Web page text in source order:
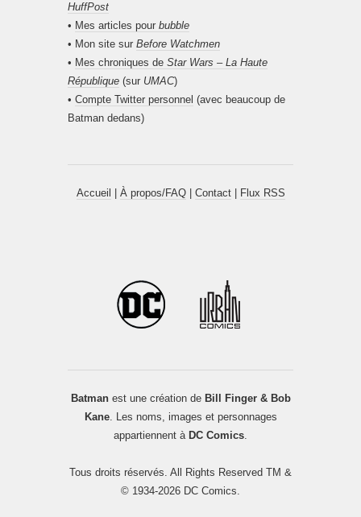
HuffPost
• Mes articles pour bubble
• Mon site sur Before Watchmen
• Mes chroniques de Star Wars – La Haute
République (sur UMAC)
• Compte Twitter personnel (avec beaucoup de
Batman dedans)
Accueil À propos/FAQ| Contact| Flux RSS
Batmanest une création de Bill Finger & Bob
Kane. Les noms, images et personnages
appartiennent à DC Comics.
Tous droits réservés. All Rights Reserved TM &
© 1934-2026 DC Comics.